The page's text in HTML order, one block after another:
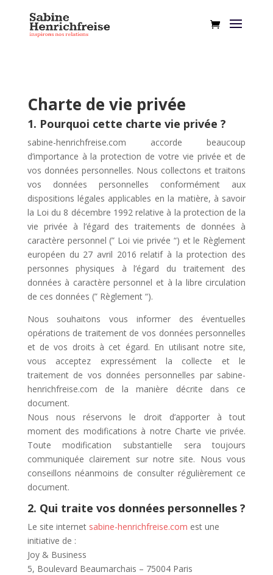
Charte de vie privée
1. Pourquoi cette charte vie privée ?
sabine-henrichfreise.com accorde beaucoup
d’importance à la protection de votre vie privée et de
vos données personnelles. Nous collectons et traitons
vos données personnelles conformément aux
dispositions légales applicables en la matière, à savoir
la Loi du 8 décembre 1992 relative à la protection de la
vie privée à l’égard des traitements de données à
caractère personnel (” Loi vie privée “) et le Règlement
européen du 27 avril 2016 relatif à la protection des
personnes physiques à l’égard du traitement des
données à caractère personnel et à la libre circulation
de ces données (” Règlement “).
Nous souhaitons vous informer des éventuelles
opérations de traitement de vos données personnelles
et de vos droits à cet égard. En utilisant notre site,
vous acceptez expressément la collecte et le
traitement de vos données personnelles par sabine-
henrichfreise.com de la manière décrite dans ce
document.
Nous nous réservons le droit d’apporter à tout
moment des modifications à notre Charte vie privée.
Toute modification substantielle sera toujours
communiquée clairement sur notre site. Nous vous
conseillons néanmoins de consulter régulièrement ce
document.
2. Qui traite vos données personnelles ?
Le site internet sabine-henrichfreise.com est une
initiative de :
Joy & Business
5, Boulevard Beaumarchais – 75004 Paris